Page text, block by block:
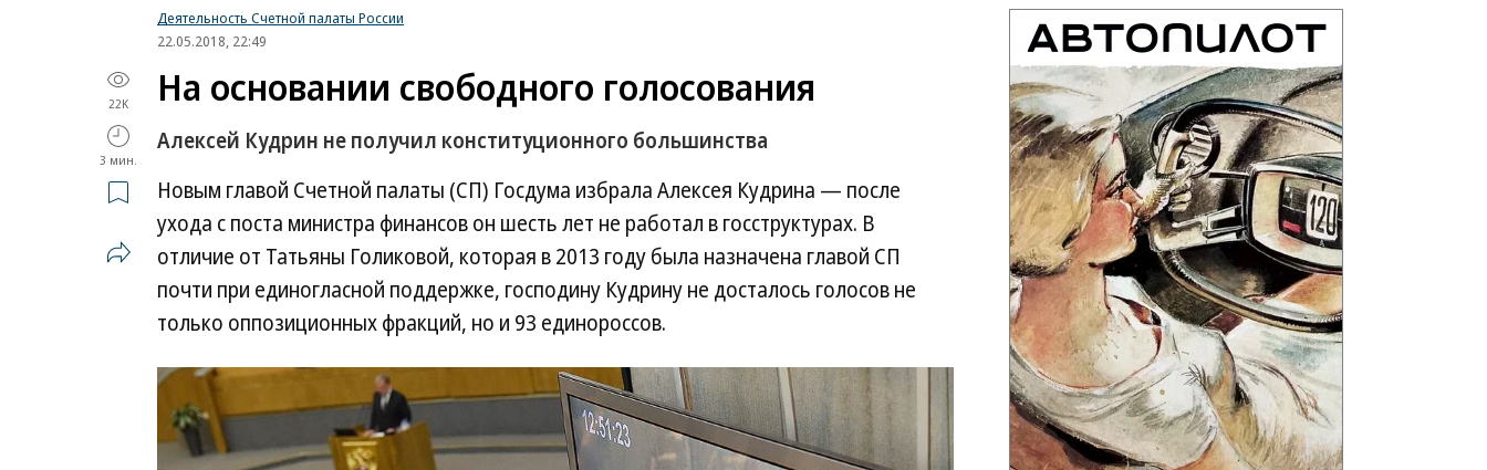
Деятельность Счетной палаты России
22.05.2018, 22:49
22K
3 мин.
На основании свободного голосования
Алексей Кудрин не получил конституционного большинства
Новым главой Счетной палаты (СП) Госдума избрала Алексея Кудрина — после
ухода с поста министра финансов он шесть лет не работал в госструктурах. В
отличие от Татьяны Голиковой, которая в 2013 году была назначена главой СП
почти при единогласной поддержке, господину Кудрину не досталось голосов не
только оппозиционных фракций, но и 93 единороссов.